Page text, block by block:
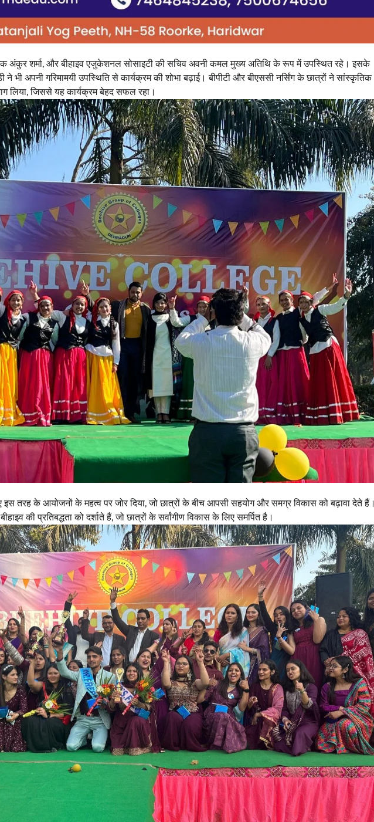
अंकुर शर्मा, और बीहाइव एजुकेशनल सोसाइटी की सचिव अवनी कमल मुख्य अतिथि के रूप में उपस्थित रहे। इसके
अपनी गरिमामयी उपस्थिति से कार्यक्रम की शोभा बढ़ाई। बीपीटी और बीएससी नर्सिंग के छात्रों ने सांस्कृतिक
लिया, जिससे यह कार्यक्रम बेहद सफल रहा।
तरह के आयोजनों के महत्व पर जोर दिया, जो छात्रों के बीच आपसी सहयोग और समग्र विकास को बढ़ावा देते हैं।
की प्रतिबद्धता को दर्शाते हैं, जो छात्रों के सर्वांगीण विकास के लिए समर्पित है।